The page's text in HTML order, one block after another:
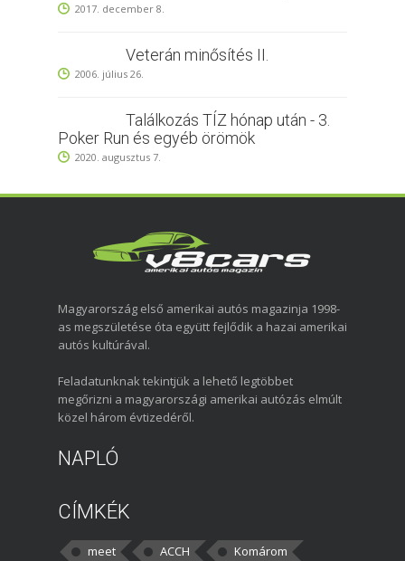
2017. december 8.
Veterán minősítés II.
2006. július 26.
Találkozás TÍZ hónap után - 3.
Poker Run és egyéb örömök
2020. augusztus 7.
Magyarország első amerikai autós magazinja 1998-
as megszületése óta együtt fejlődik a hazai amerikai
autós kultúrával.
Feladatunknak tekintjük a lehető legtöbbet
megőrizni a magyarországi amerikai autózás elmúlt
közel három évtizedéről.
NAPLÓ
CÍMKÉK
meet ACCH Komárom